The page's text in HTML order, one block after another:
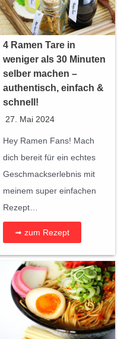
4 Ramen Tare in
weniger als 30 Minuten
selber machen –
authentisch, einfach &
schnell!
27. Mai 2024
Hey Ramen Fans! Mach
dich bereit für ein echtes
Geschmackserlebnis mit
meinem super einfachen
Rezept…
➟ zum Rezept